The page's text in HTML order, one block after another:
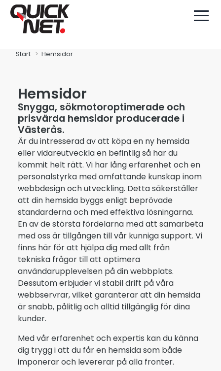
Start Hemsidor
Hemsidor
Snygga, sökmotoroptimerade och
prisvärda hemsidor producerade i
Västerås.
Är du intresserad av att köpa en ny hemsida
eller vidareutveckla en befintlig så har du
kommit helt rätt. Vi har lång erfarenhet och en
personalstyrka med omfattande kunskap inom
webbdesign och utveckling. Detta säkerställer
att din hemsida byggs enligt beprövade
standarderna och med effektiva lösningarna.
En av de största fördelarna med att samarbeta
med oss är tillgången till vår kunniga support. Vi
finns här för att hjälpa dig med allt från
tekniska frågor till att optimera
användarupplevelsen på din webbplats.
Dessutom erbjuder vi stabil drift på våra
webbservrar, vilket garanterar att din hemsida
är snabb, pålitlig och alltid tillgänglig för dina
kunder.
Med vår erfarenhet och expertis kan du känna
dig trygg i att du får en hemsida som både
imponerar och levererar på alla fronter.